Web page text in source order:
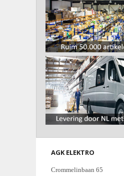
AGK ELEKTRO
Crommelinbaan 65